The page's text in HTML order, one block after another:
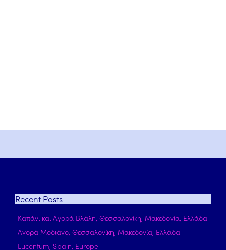
Recent Posts
Καπάνι και Αγορά Βλάλη, Θεσσαλονίκη, Μακεδονία, Ελλάδα
Αγορά Μοδιάνο, Θεσσαλονίκη, Μακεδονία, Ελλάδα
Lucentum, Spain, Europe